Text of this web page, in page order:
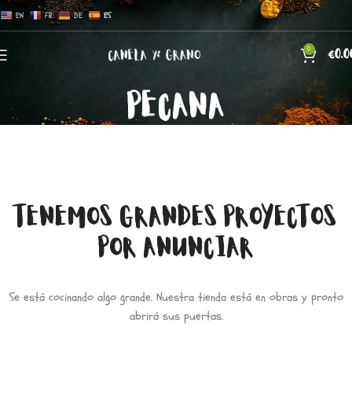
EN FR DE ES
0 €
PECANA
TENEMOS GRANDES PROYECTOS
POR ANUNCIAR
Se está cocinando algo grande. Nuestra tienda está en obras y pronto
abrirá sus puertas.